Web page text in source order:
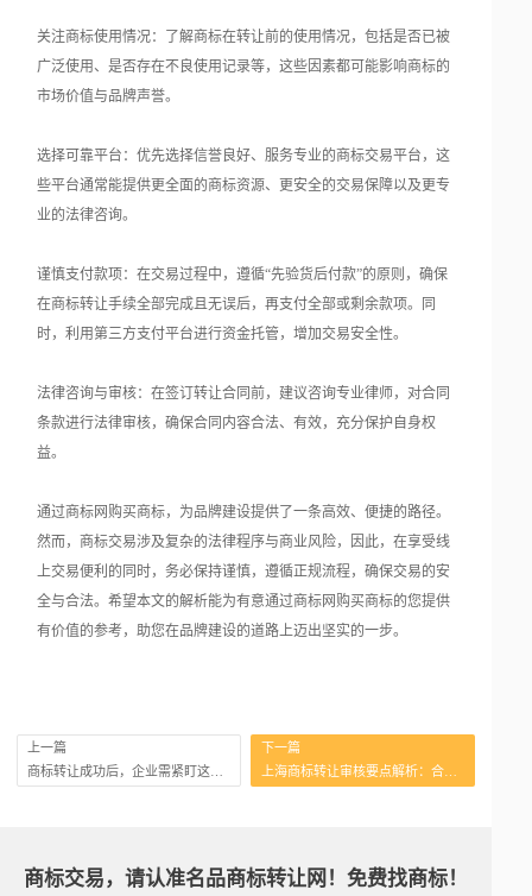
关注商标使用情况：了解商标在转让前的使用情况，包括是否已被
广泛使用、是否存在不良使用记录等，这些因素都可能影响商标的
市场价值与品牌声誉。
选择可靠平台：优先选择信誉良好、服务专业的商标交易平台，这
些平台通常能提供更全面的商标资源、更安全的交易保障以及更专
业的法律咨询。
谨慎支付款项：在交易过程中，遵循“先验货后付款”的原则，确保
在商标转让手续全部完成且无误后，再支付全部或剩余款项。同
时，利用第三方支付平台进行资金托管，增加交易安全性。
法律咨询与审核：在签订转让合同前，建议咨询专业律师，对合同
条款进行法律审核，确保合同内容合法、有效，充分保护自身权
益。
通过商标网购买商标，为品牌建设提供了一条高效、便捷的路径。
然而，商标交易涉及复杂的法律程序与商业风险，因此，在享受线
上交易便利的同时，务必保持谨慎，遵循正规流程，确保交易的安
全与合法。希望本文的解析能为有意通过商标网购买商标的您提供
有价值的参考，助您在品牌建设的道路上迈出坚实的一步。
上一篇
下一篇
上海商标转让审核要点解析：合同生效关键因素
商标交易，请认准名品商标转让网！免费找商标！